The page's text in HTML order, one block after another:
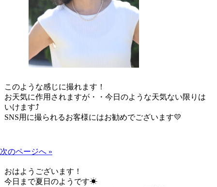
このような感じに撮れます！
お天気に作用されますが・・今日のような天気ない限りは
いけます⤴
SNS用に撮られるお客様にはお勧めでございます💛
次のページへ »
おはようございます！
今日まで夏日のようです☀